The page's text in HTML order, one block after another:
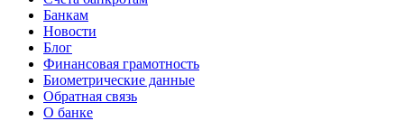
Банкам
Новости
Блог
Финансовая грамотность
Биометрические данные
Обратная связь
О банке